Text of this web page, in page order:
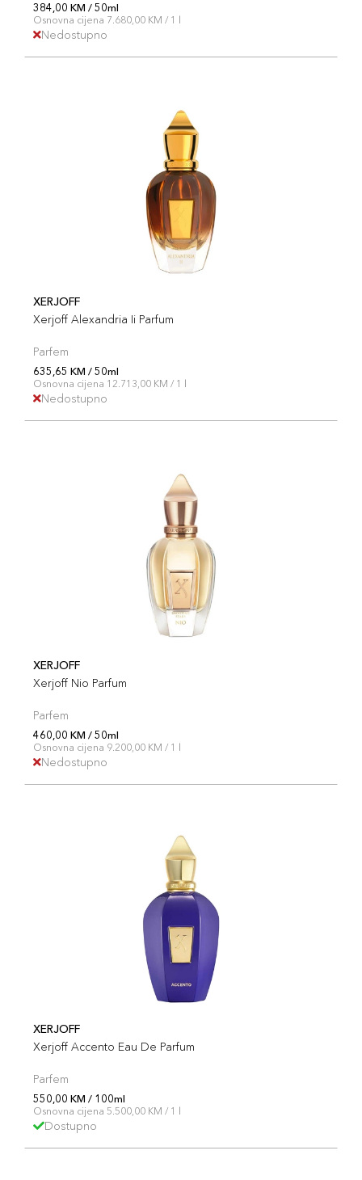
384,00 KM / 50ml
Osnovna cijena 7.680,00 KM / 1 l
Nedostupno
XERJOFF
Xerjoff Alexandria Ii Parfum
Parfem
635,65 KM / 50ml
Osnovna cijena 12.713,00 KM / 1 l
Nedostupno
XERJOFF
Xerjoff Nio Parfum
Parfem
460,00 KM / 50ml
Osnovna cijena 9.200,00 KM / 1 l
Nedostupno
XERJOFF
Xerjoff Accento Eau De Parfum
Parfem
550,00 KM / 100ml
Osnovna cijena 5.500,00 KM / 1 l
Dostupno